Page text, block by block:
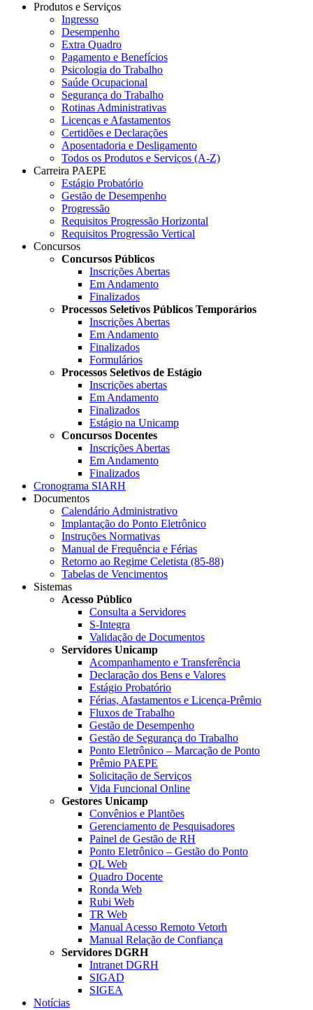
Produtos e Serviços
Ingresso
Desempenho
Extra Quadro
Pagamento e Benefícios
Psicologia do Trabalho
Saúde Ocupacional
Segurança do Trabalho
Rotinas Administrativas
Licenças e Afastamentos
Certidões e Declarações
Aposentadoria e Desligamento
Todos os Produtos e Serviços (A-Z)
Carreira PAEPE
Estágio Probatório
Gestão de Desempenho
Progressão
Requisitos Progressão Horizontal
Requisitos Progressão Vertical
Concursos
Concursos Públicos
Inscrições Abertas
Em Andamento
Finalizados
Processos Seletivos Públicos Temporários
Inscrições Abertas
Em Andamento
Finalizados
Formulários
Processos Seletivos de Estágio
Inscrições abertas
Em Andamento
Finalizados
Estágio na Unicamp
Concursos Docentes
Inscrições Abertas
Em Andamento
Finalizados
Cronograma SIARH
Documentos
Calendário Administrativo
Implantação do Ponto Eletrônico
Instruções Normativas
Manual de Frequência e Férias
Retorno ao Regime Celetista (85-88)
Tabelas de Vencimentos
Sistemas
Acesso Público
Consulta a Servidores
S-Integra
Validação de Documentos
Servidores Unicamp
Acompanhamento e Transferência
Declaração dos Bens e Valores
Estágio Probatório
Férias, Afastamentos e Licença-Prêmio
Fluxos de Trabalho
Gestão de Desempenho
Gestão de Segurança do Trabalho
Ponto Eletrônico – Marcação de Ponto
Prêmio PAEPE
Solicitação de Serviços
Vida Funcional Online
Gestores Unicamp
Convênios e Plantões
Gerenciamento de Pesquisadores
Painel de Gestão de RH
Ponto Eletrônico – Gestão do Ponto
QL Web
Quadro Docente
Ronda Web
Rubi Web
TR Web
Manual Acesso Remoto Vetorh
Manual Relação de Confiança
Servidores DGRH
Intranet DGRH
SIGAD
SIGEA
Notícias